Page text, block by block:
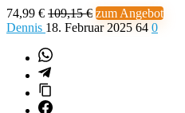
74,99 € 109,15 € zum Angebot
Dennis 18. Februar 2025 64 0